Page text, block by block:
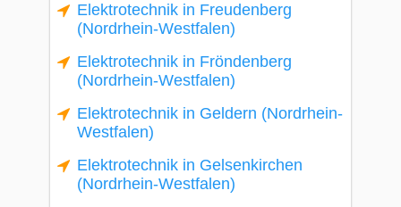
Elektrotechnik in Freudenberg
(Nordrhein-Westfalen)
Elektrotechnik in Fröndenberg
(Nordrhein-Westfalen)
Elektrotechnik in Geldern (Nordrhein-
Westfalen)
Elektrotechnik in Gelsenkirchen
(Nordrhein-Westfalen)